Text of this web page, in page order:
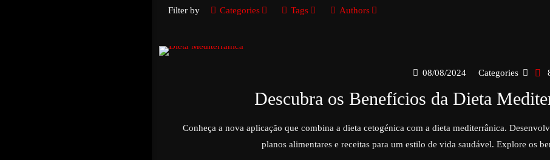
Filter by Categories Tags Authors
08/08/2024 Categories
Descubra os Benefícios da Dieta
Conheça a nova aplicação que combina a dieta cetogénica com a dieta mediterrânica.
planos alimentares e receitas para um estilo de vida saudável. Explore os